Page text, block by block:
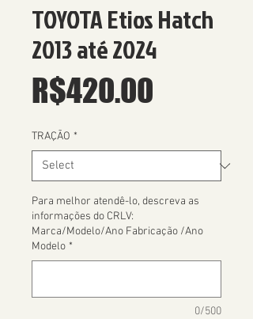
TOYOTA Etios Hatch
2013 até 2024
R$420.00
TRAÇÃO *
Para melhor atendê-lo, descreva as
informações do CRLV:
Marca/Modelo/Ano Fabricação /Ano
Modelo *
0/500